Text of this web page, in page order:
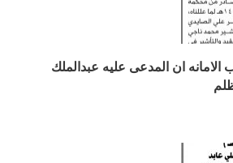
ان المدعى عليه عبدالملك